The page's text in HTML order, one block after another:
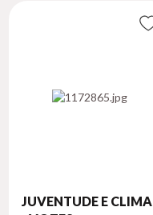
JUVENTUDE E CLIMA